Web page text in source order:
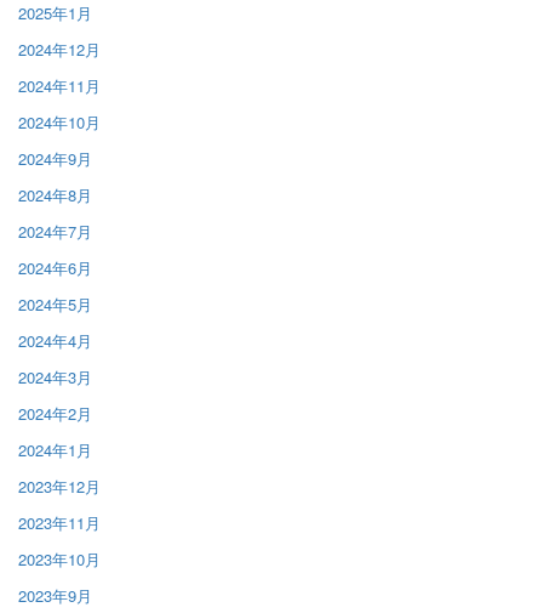
2025年1月
2024年12月
2024年11月
2024年10月
2024年9月
2024年8月
2024年7月
2024年6月
2024年5月
2024年4月
2024年3月
2024年2月
2024年1月
2023年12月
2023年11月
2023年10月
2023年9月